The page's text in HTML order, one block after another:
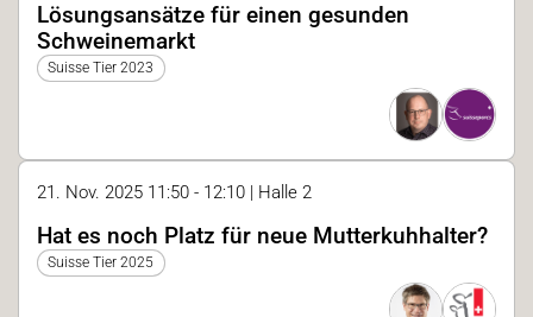
Lösungsansätze für einen gesunden
Schweinemarkt
Suisse Tier 2023
21. Nov. 2025 11:50 - 12:10 | Halle 2
Hat es noch Platz für neue Mutterkuhhalter?
Suisse Tier 2025